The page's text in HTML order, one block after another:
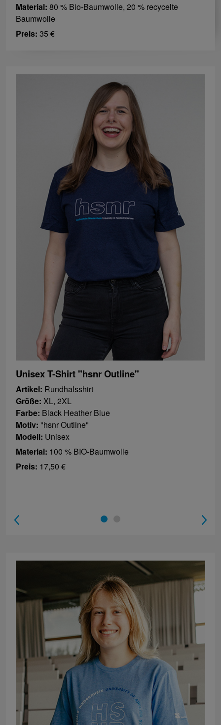
Material: 80 % Bio-Baumwolle, 20 % recycelte
Baumwolle
Preis: 35 €
Unisex T-Shirt "hsnr Outline"
Artikel: Rundhalsshirt
Größe: XL, 2XL
Farbe: Black Heather Blue
Motiv: "hsnr Outline"
Modell: Unisex
Material: 100 % BIO-Baumwolle
Preis: 17,50 €
1